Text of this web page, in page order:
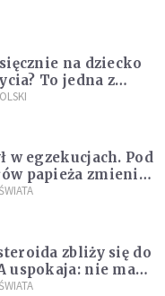
na dziecko
To jedna z
"Rozwój
w egzekucjach. Pod
papieża zmienił
zbliży się do
uspokaja: nie ma